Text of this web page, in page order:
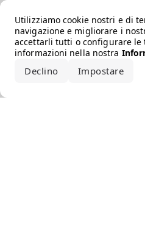
Utilizziamo cookie nostri e di
navigazione e migliorare i
accettarli tutti o configurare
informazioni nella nostra
Declino Impostare
Error